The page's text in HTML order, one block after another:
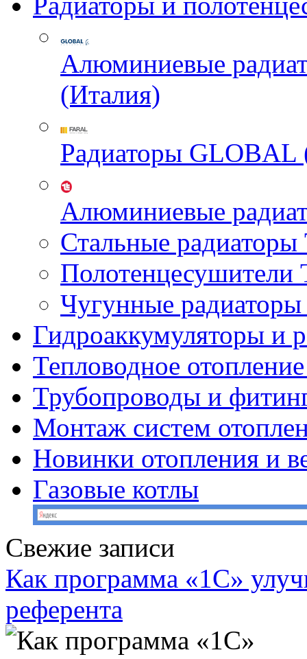
Алюминиевые
(Италия)
Радиаторы GLOBAL
Алюминиевые
Стальные
Чугунные
Гидроаккумуляторы и
Тепловодное
Трубопроводы и
Монтаж систем
Новинки отопления и
Газовые котлы
Свежие записи
Как программа «1С»
референта